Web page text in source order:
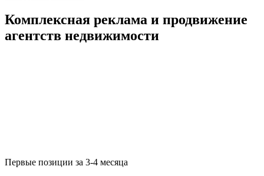
Комплексная реклама и продвижение
агентств недвижимости
Первые позиции за 3-4 месяца